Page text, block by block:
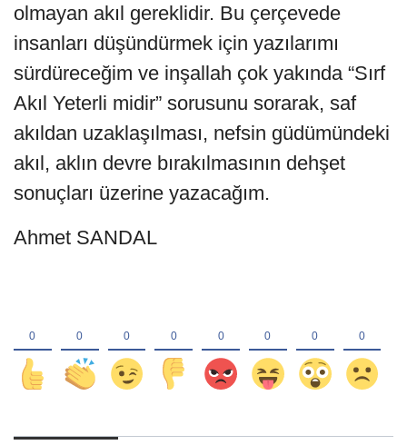
olmayan akıl gereklidir. Bu çerçevede
insanları düşündürmek için yazılarımı
sürdüreceğim ve inşallah çok yakında “Sırf
Akıl Yeterli midir” sorusunu sorarak, saf
akıldan uzaklaşılması, nefsin güdümündeki
akıl, aklın devre bırakılmasının dehşet
sonuçları üzerine yazacağım.
Ahmet SANDAL